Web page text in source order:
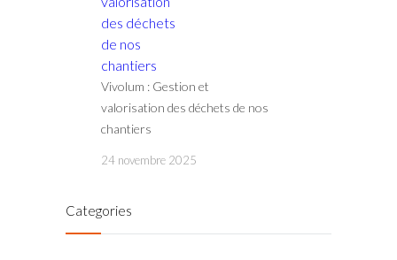
Vivolum : Gestion et
valorisation des déchets de nos
chantiers
24 novembre 2025
Categories